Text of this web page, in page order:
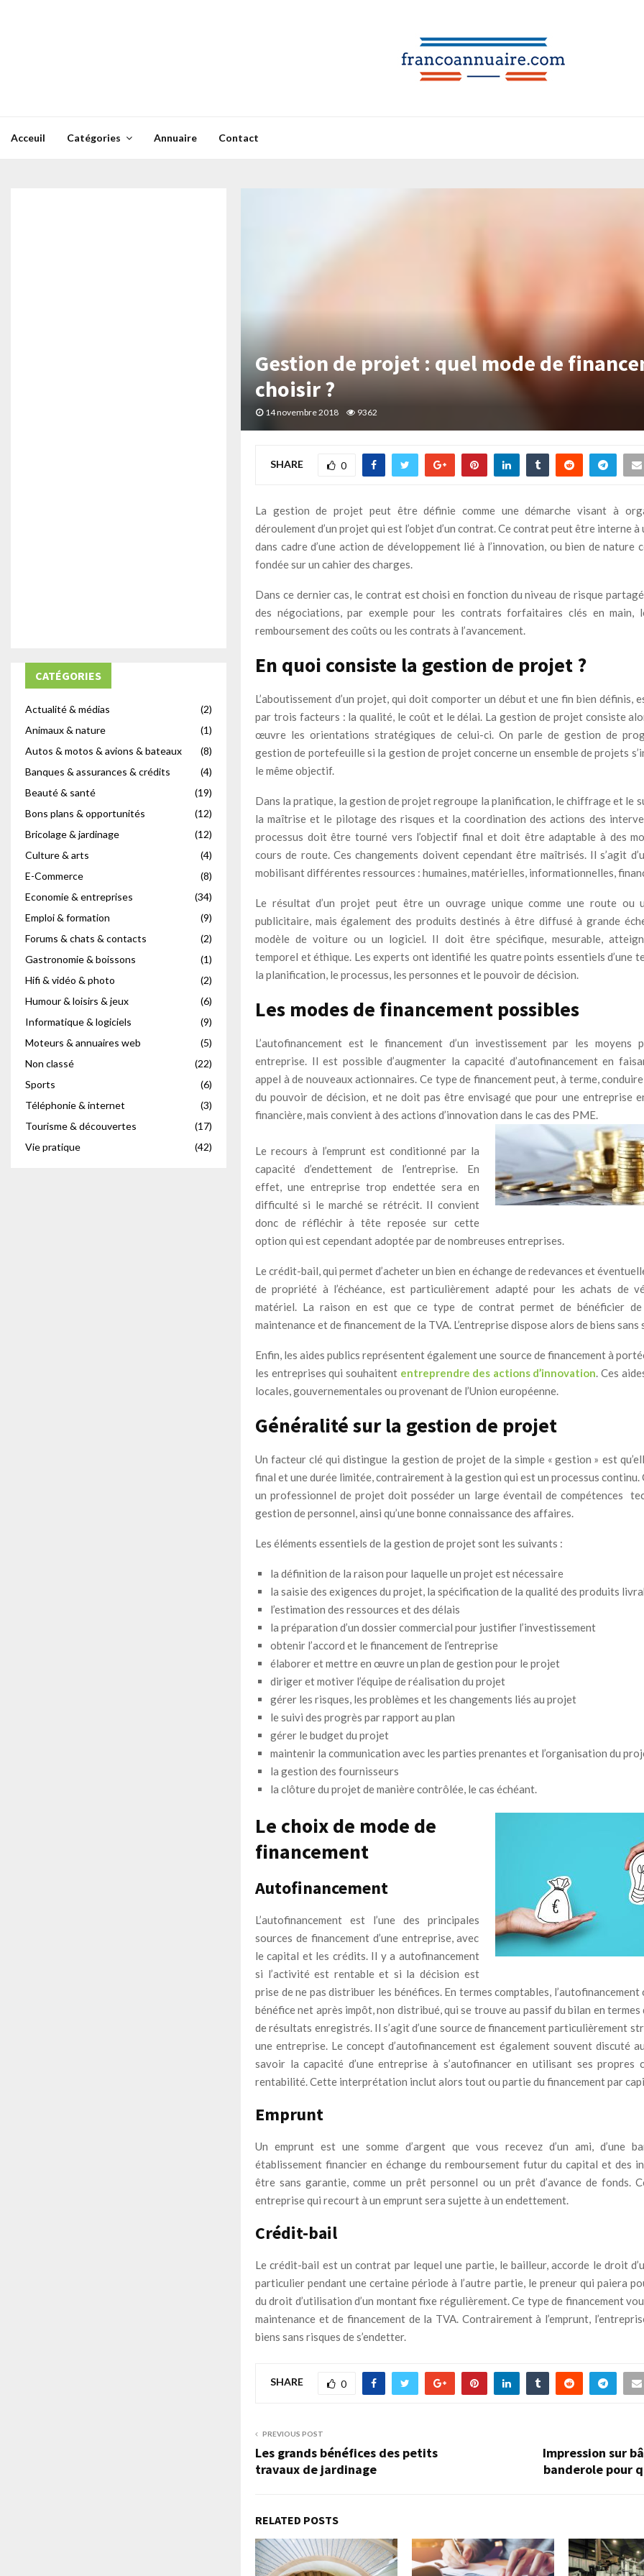
Acceuil Catégories Annuaire Contact
Gestion de projet : quel mode de
choisir ?
14 novembre 2018 9362
SHARE 0
La gestion de projet peut être définie comme une démarche visant à
déroulement d’un projet qui est l’objet d’un contrat. Ce contrat peut être interne
dans cadre d’une action de développement lié à l’innovation, ou bien de nature
fondée sur un cahier des charges.
Dans ce dernier cas, le contrat est choisi en fonction du niveau de risque
des négociations, par exemple pour les contrats forfaitaires clés en main,
remboursement des coûts ou les contrats à l’avancement.
En quoi consiste la gestion de projet ?
L’aboutissement d’un projet, qui doit comporter un début et une fin bien définis,
par trois facteurs : la qualité, le coût et le délai. La gestion de projet consiste
œuvre les orientations stratégiques de celui-ci. On parle de gestion de
gestion de portefeuille si la gestion de projet concerne un ensemble de projets
le même objectif.
Dans la pratique, la gestion de projet regroupe la planification, le chiffrage et le
la maîtrise et le pilotage des risques et la coordination des actions des
processus doit être tourné vers l’objectif final et doit être adaptable à des
cours de route. Ces changements doivent cependant être maîtrisés. Il s’agit
mobilisant différentes ressources : humaines, matérielles, informationnelles,
Le résultat d’un projet peut être un ouvrage unique comme une route ou
publicitaire, mais également des produits destinés à être diffusé à grande
modèle de voiture ou un logiciel. Il doit être spécifique, mesurable,
temporel et éthique. Les experts ont identifié les quatre points essentiels d’une
la planification, le processus, les personnes et le pouvoir de décision.
Les modes de financement possibles
L’autofinancement est le financement d’un investissement par les moyens
entreprise. Il est possible d’augmenter la capacité d’autofinancement en
appel à de nouveaux actionnaires. Ce type de financement peut, à terme,
du pouvoir de décision, et ne doit pas être envisagé que pour une entreprise
financière, mais convient à des actions d’innovation dans le cas des PME.
Le recours à l’emprunt est conditionné par la
capacité d’endettement de l’entreprise. En
effet, une entreprise trop endettée sera en
difficulté si le marché se rétrécit. Il convient
donc de réfléchir à tête reposée sur cette
option qui est cependant adoptée par de nombreuses entreprises.
Le crédit-bail, qui permet d’acheter un bien en échange de redevances et
de propriété à l’échéance, est particulièrement adapté pour les achats de
matériel. La raison en est que ce type de contrat permet de bénéficier
maintenance et de financement de la TVA. L’entreprise dispose alors de biens sans
Enfin, les aides publics représentent également une source de financement à
les entreprises qui souhaitent entreprendre des actions d’innovation . Ces
locales, gouvernementales ou provenant de l’Union européenne.
Généralité sur la gestion de projet
Un facteur clé qui distingue la gestion de projet de la simple « gestion » est
final et une durée limitée, contrairement à la gestion qui est un processus continu.
un professionnel de projet doit posséder un large éventail de compétences
gestion de personnel, ainsi qu’une bonne connaissance des affaires.
Les éléments essentiels de la gestion de projet sont les suivants :
la définition de la raison pour laquelle un projet est nécessaire
la saisie des exigences du projet, la spécification de la qualité des produits
l’estimation des ressources et des délais
la préparation d’un dossier commercial pour justifier l’investissement
obtenir l’accord et le financement de l’entreprise
élaborer et mettre en œuvre un plan de gestion pour le projet
diriger et motiver l’équipe de réalisation du projet
gérer les risques, les problèmes et les changements liés au projet
le suivi des progrès par rapport au plan
gérer le budget du projet
maintenir la communication avec les parties prenantes et l’organisation du
la gestion des fournisseurs
la clôture du projet de manière contrôlée, le cas échéant.
Le choix de mode de
financement
Autofinancement
L’autofinancement est l’une des principales
sources de financement d’une entreprise, avec
le capital et les crédits. Il y a autofinancement
si l’activité est rentable et si la décision est
prise de ne pas distribuer les bénéfices. En termes comptables,
bénéfice net après impôt, non distribué, qui se trouve au passif du bilan en
de résultats enregistrés. Il s’agit d’une source de financement particulièrement
une entreprise. Le concept d’autofinancement est également souvent discuté
savoir la capacité d’une entreprise à s’autofinancer en utilisant ses propres
rentabilité. Cette interprétation inclut alors tout ou partie du financement par
Emprunt
Un emprunt est une somme d’argent que vous recevez d’un ami, d’une
établissement financier en échange du remboursement futur du capital et des
être sans garantie, comme un prêt personnel ou un prêt d’avance de fonds.
entreprise qui recourt à un emprunt sera sujette à un endettement.
Crédit-bail
Le crédit-bail est un contrat par lequel une partie, le bailleur, accorde le droit
particulier pendant une certaine période à l’autre partie, le preneur qui paiera
du droit d’utilisation d’un montant fixe régulièrement. Ce type de financement
maintenance et de financement de la TVA. Contrairement à l’emprunt,
biens sans risques de s’endetter.
SHARE 0
PREVIOUS POST
Les grands bénéfices des petits
travaux de jardinage
Impression sur
banderole pour
RELATED POSTS
CATÉGORIES
Actualité & médias
(2)
Animaux & nature
(1)
Autos & motos & avions & bateaux
(8)
Banques & assurances & crédits
(4)
Beauté & santé
(19)
Bons plans & opportunités
(12)
Bricolage & jardinage
(12)
Culture & arts
(4)
E-Commerce
(8)
Economie & entreprises
(34)
Emploi & formation
(9)
Forums & chats & contacts
(2)
Gastronomie & boissons
(1)
Hifi & vidéo & photo
(2)
Humour & loisirs & jeux
(6)
Informatique & logiciels
(9)
Moteurs & annuaires web
(5)
Non classé
(22)
Sports
(6)
Téléphonie & internet
(3)
Tourisme & découvertes
(17)
Vie pratique
(42)